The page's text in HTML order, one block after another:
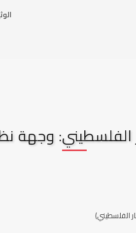
الفلسطيني: وجهة
الفلسطيني)